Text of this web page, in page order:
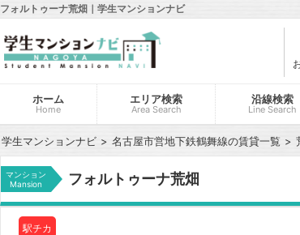
フォルトゥーナ荒畑｜学生マンションナビ
ホーム
Home
エリア検索
Area Search
沿線検索
Line Search
学生マンションナビ 名古屋市営地下鉄鶴舞線の賃貸一覧
マンション
Mansion
フォルトゥーナ荒畑
駅チカ